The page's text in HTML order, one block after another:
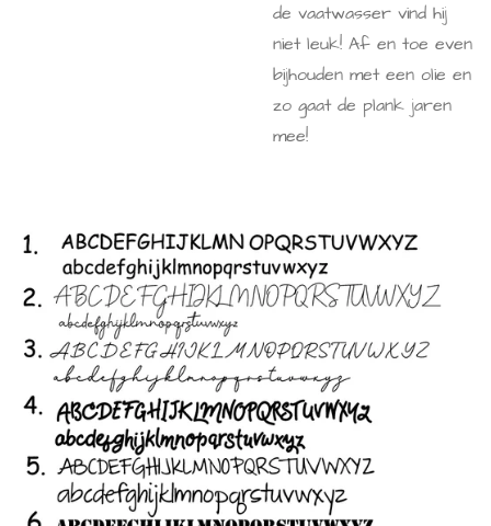
de vaatwasser vind hij
niet leuk! Af en toe even
bijhouden met een olie en
zo gaat de plank jaren
mee!